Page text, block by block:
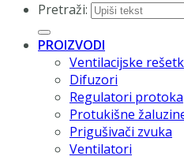
Pretraži:
PROIZVODI
Ventilacijske
Difuzori
Regulatori protoka
Protukišne
Prigušivači zvuka
Ventilatori